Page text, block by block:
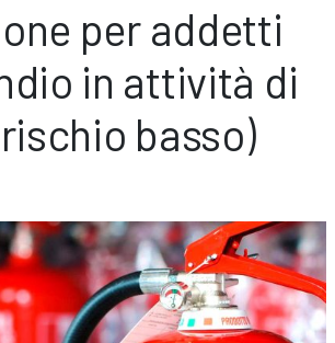
per addetti
in attività di
basso)